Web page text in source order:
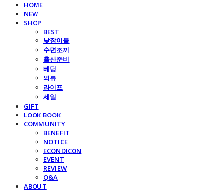
HOME
NEW
SHOP
BEST
낮잠이불
수면조끼
출산준비
베딩
의류
라이프
세일
GIFT
LOOK BOOK
COMMUNITY
BENEFIT
NOTICE
ECONDICON
EVENT
REVIEW
Q&A
ABOUT